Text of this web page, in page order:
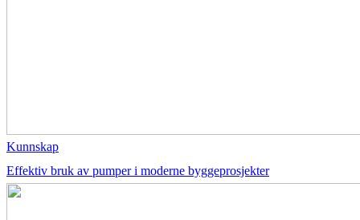
Kunnskap
Effektiv bruk av pumper i moderne byggeprosjekter